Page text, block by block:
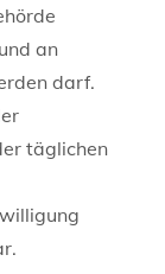
an
darf.
täglichen